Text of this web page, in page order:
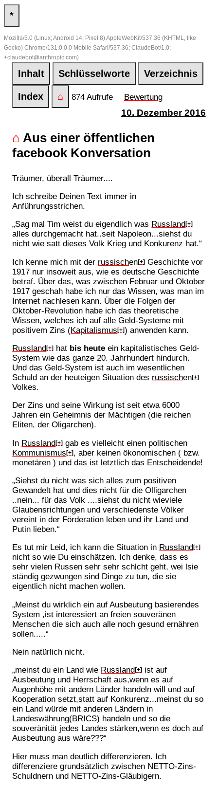
*
Mozilla/5.0 (Linux; Android 14; Pixel 8) AppleWebKit/537.36 (KHTML, like
Gecko) Chrome/131.0.0.0 Mobile Safari/537.36; ClaudeBot/1.0;
+claudebot@anthropic.com)
Inhalt Schlüsselworte Verzeichnis
Index ⌂ 874 Aufrufe Bewertung
10. Dezember 2016
⌂ Aus einer öffentlichen
facebook Konversation
Träumer, überall Träumer....
Ich schreibe Deinen Text immer in
Anführungsstrichen.
„Sag mal Tim weist du eigendlich was Russland[+]
alles durchgemacht hat..seit Napoleon...siehst du
nicht wie satt dieses Volk Krieg und Konkurenz hat.“
Ich kenne mich mit der russischen[+] Geschichte vor
1917 nur insoweit aus, wie es deutsche Geschichte
betraf. Über das, was zwischen Februar und Oktober
1917 geschah habe ich nur das Wissen, was man im
Internet nachlesen kann. Über die Folgen der
Oktober-Revolution habe ich das theoretische
Wissen, welches ich auf alle Geld-Systeme mit
positivem Zins (Kapitalismus[+]) anwenden kann.
Russland[+] hat bis heute ein kapitalistisches Geld-
System wie das ganze 20. Jahrhundert hindurch.
Und das Geld-System ist auch im wesentlichen
Schuld an der heuteigen Situation des russischen[+]
Volkes.
Der Zins und seine Wirkung ist seit etwa 6000
Jahren ein Geheimnis der Mächtigen (die reichen
Eliten, der Oligarchen).
In Russland[+] gab es vielleicht einen politischen
Kommunismus[+], aber keinen ökonomischen ( bzw.
monetären ) und das ist letztlich das Entscheidende!
„Siehst du nicht was sich alles zum positiven
Gewandelt hat und dies nicht für die Olligarchen
..nein... für das Volk ....siehst du nicht wieviele
Glaubensrichtungen und verschiedenste Völker
vereint in der Förderation leben und ihr Land und
Putin lieben.“
Es tut mir Leid, ich kann die Situation in Russland[+]
nicht so wie Du einschätzen. Ich denke, dass es
sehr vielen Russen sehr sehr schlcht geht, wei lsie
ständig gezwungen sind Dinge zu tun, die sie
eigentlich nicht machen wollen.
„Meinst du wirklich ein auf Ausbeutung basierendes
System ,ist interessiert an freien souveränen
Menschen die sich auch alle noch gesund ernähren
sollen.....“
Nein natürlich nicht.
„meinst du ein Land wie Russland[+] ist auf
Ausbeutung und Herrschaft aus,wenn es auf
Augenhöhe mit andern Länder handeln will und auf
Kooperation setzt,statt auf Konkurenz...meinst du so
ein Land würde mit anderen Ländern in
Landeswährung(BRICS) handeln und so die
souveränität jedes Landes stärken,wenn es doch auf
Ausbeutung aus wäre???“
Hier muss man deutlich differenzieren. Ich
differenziere grundsätzlich zwischen NETTO-Zins-
Schuldnern und NETTO-Zins-Gläubigern.